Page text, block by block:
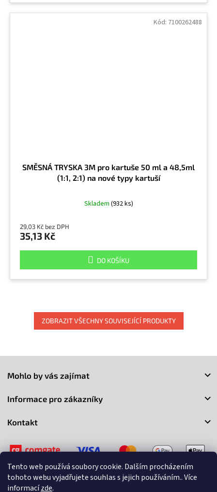
Tento web používá soubory cookie. Dalším procházením
tohoto webu vyjadřujete souhlas s jejich používáním.. Více
informacízde.
SMĚSNÁ TRYSKA 3M pro kartuše 50 ml a 48,5ml
(1:1, 2:1) na nové typy kartuší
Skladem (932 ks)
29,03 Kč bez DPH
35,13 Kč
DO KOŠÍKU
Kód: 7100262488
ZOBRAZIT VŠECHNY SOUVISEJÍCÍ PRODUKTY
Mohlo by vás zajímat
Informace pro zákazníky
Kontakt
Copyright 2026